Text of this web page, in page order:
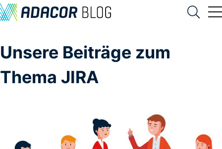
Unsere Beiträge zum
Thema JIRA